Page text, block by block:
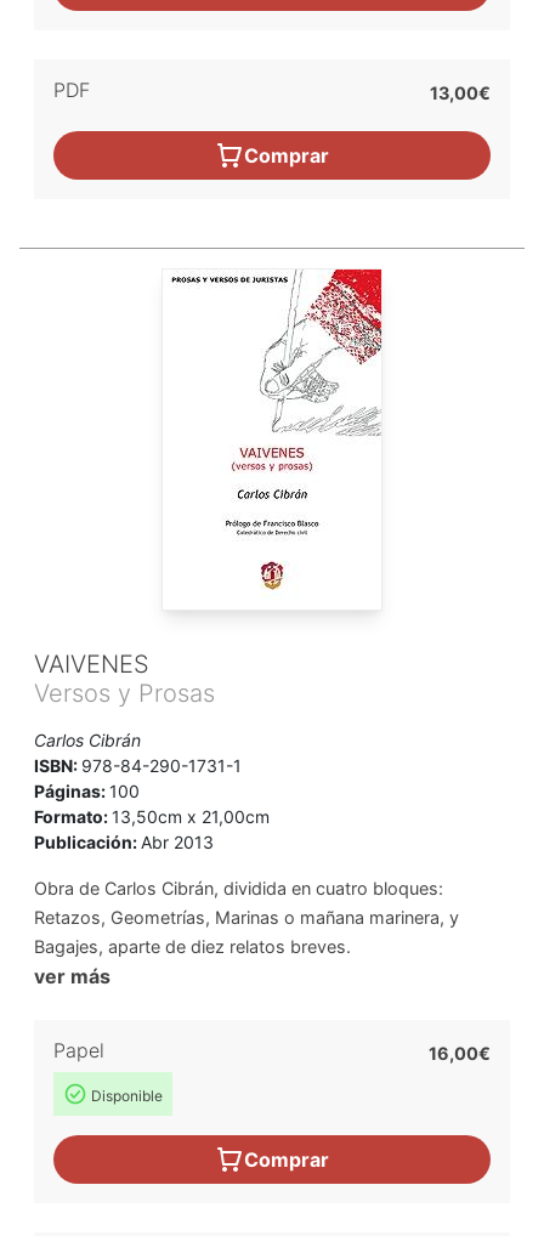
PDF 13,00€
Comprar
VAIVENES
Versos y Prosas
Carlos Cibrán
ISBN: 978-84-290-1731-1
Páginas:100
Formato:13,50cm x 21,00cm
Publicación:Abr 2013
Obra de Carlos Cibrán, dividida en cuatro bloques:
Retazos, Geometrías, Marinas o mañana marinera, y
Bagajes, aparte de diez relatos breves.
ver más
Papel
Disponible
16,00€
Comprar